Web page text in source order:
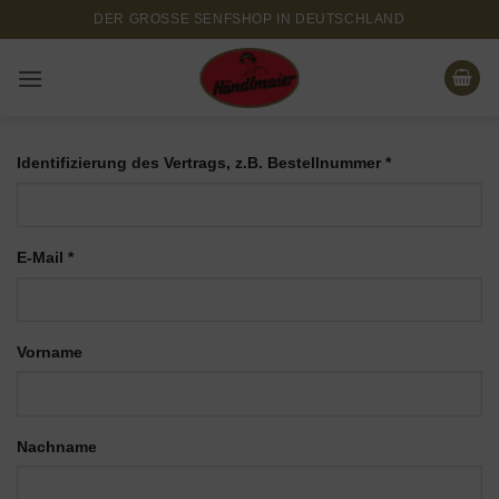
Inhalt
springen
DER GROSSE SENFSHOP IN DEUTSCHLAND
Identifizierung des Vertrags, z.B. Bestellnummer *
E-Mail *
E-
Vorname
Nachname